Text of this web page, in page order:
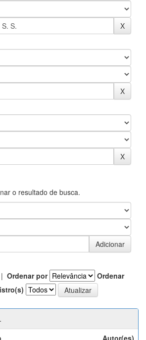
o resultado de busca.
| Ordenar por
Ordenar
Autor(es)